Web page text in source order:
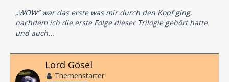
„WOW“ war das erste was mir durch den Kopf ging,
nachdem ich die erste Folge dieser Trilogie gehört hatte
und auch...
Lord Gösel
Themenstarter